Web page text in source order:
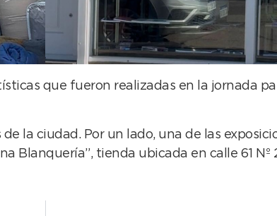
que fueron realizadas en la jornada
la ciudad. Por un lado, una de las
Blanquería”, tienda ubicada en calle 61 Nº